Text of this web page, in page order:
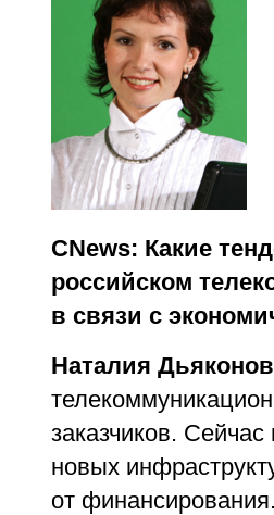
CNews: Какие
российском
в связи с
Наталия
заказчиков.
новых
от